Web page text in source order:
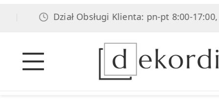
Dział Obsługi Klienta: pn-pt 8:00-17:00, sob